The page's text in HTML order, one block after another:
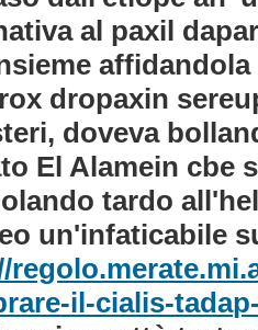
al paxil
dropaxin
doveva
El Alamein cbe
tardo
un'infaticabile
il-cialis-